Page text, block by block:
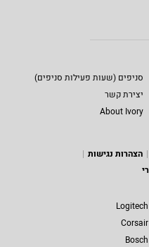
סניפים (שעות פעילות סניפים)
יצירת קשר
About Ivory
הצהרות נגישות
Logitech
Corsair
Bosch